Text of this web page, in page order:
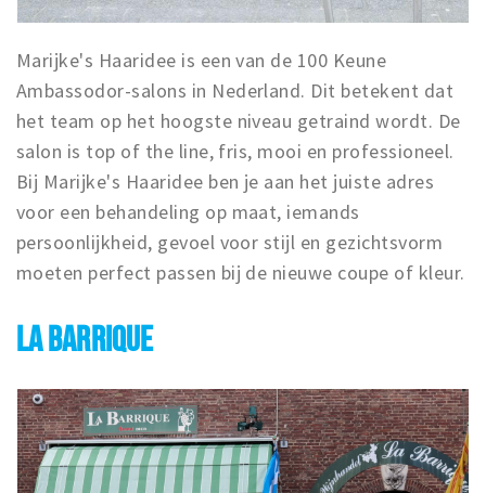
Marijke's Haaridee is een van de 100 Keune
Ambassodor-salons in Nederland. Dit betekent dat
het team op het hoogste niveau getraind wordt. De
salon is top of the line, fris, mooi en professioneel.
Bij Marijke's Haaridee ben je aan het juiste adres
voor een behandeling op maat, iemands
persoonlijkheid, gevoel voor stijl en gezichtsvorm
moeten perfect passen bij de nieuwe coupe of kleur.
LA BARRIQUE